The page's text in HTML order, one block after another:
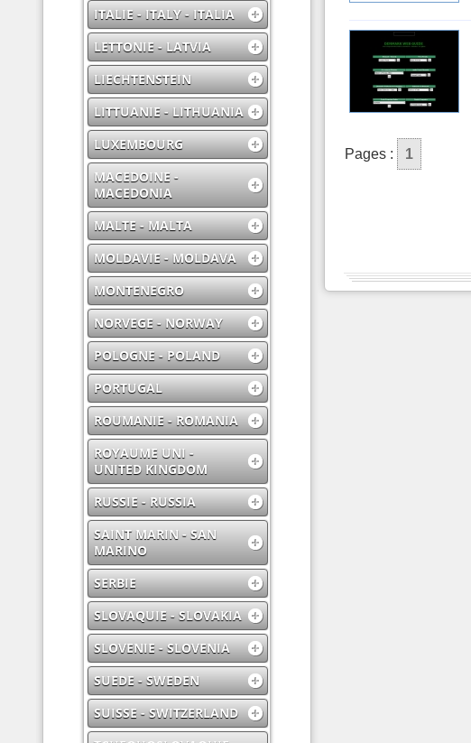
Pages : 1
ITALIE - ITALY - ITALIA
LETTONIE - LATVIA
LIECHTENSTEIN
LITTUANIE - LITHUANIA
LUXEMBOURG
MACEDOINE -
MACEDONIA
MALTE - MALTA
MOLDAVIE - MOLDAVA
MONTENEGRO
NORVEGE - NORWAY
POLOGNE - POLAND
PORTUGAL
ROUMANIE - ROMANIA
ROYAUME UNI -
UNITED KINGDOM
RUSSIE - RUSSIA
SAINT MARIN - SAN
MARINO
SERBIE
SLOVAQUIE - SLOVAKIA
SLOVENIE - SLOVENIA
SUEDE - SWEDEN
SUISSE - SWITZERLAND